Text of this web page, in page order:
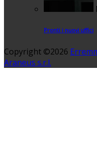
Pronti i nuovi uffici
Copyright ©2026
Araneus s.r.l.